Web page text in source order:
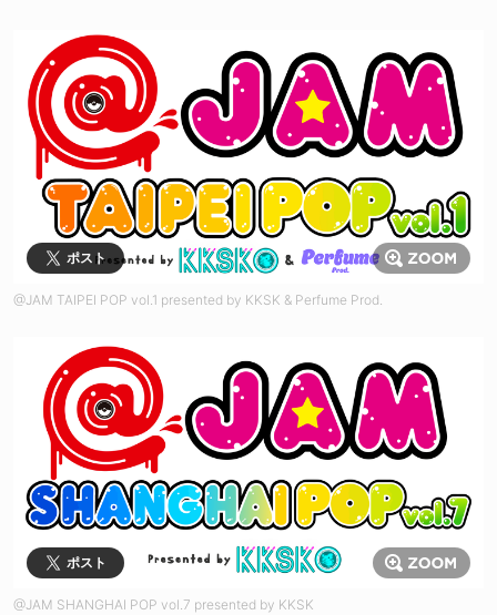
ポスト
@JAM TAIPEI POP vol.1 presented by KKSK & Perfume Prod.
ポスト
@JAM SHANGHAI POP vol.7 presented by KKSK